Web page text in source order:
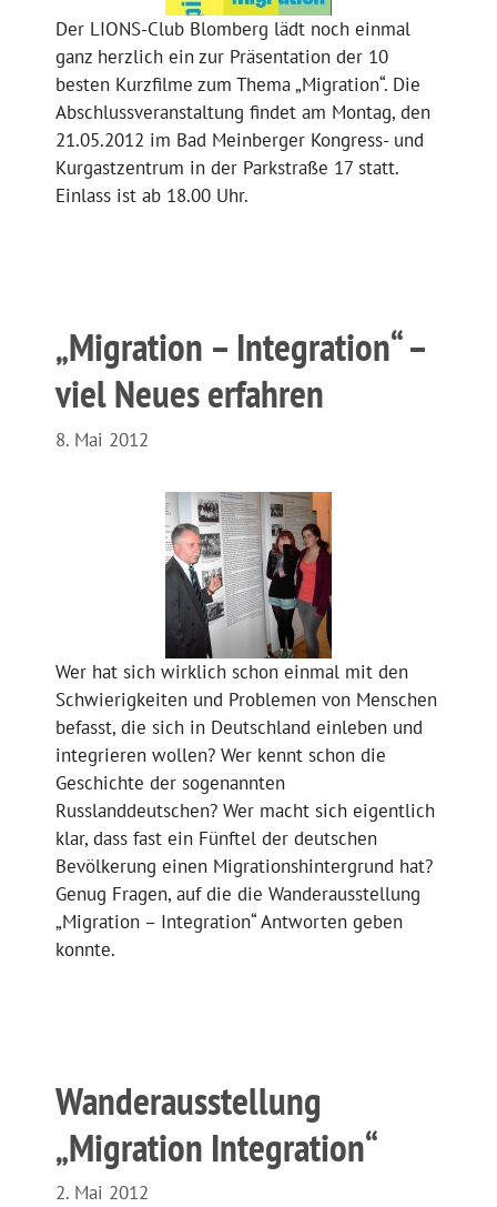
Der LIONS-Club Blomberg lädt noch einmal
ganz herzlich ein zur Präsentation der 10
besten Kurzfilme zum Thema „Migration“. Die
Abschlussveranstaltung findet am Montag, den
21.05.2012 im Bad Meinberger Kongress- und
Kurgastzentrum in der Parkstraße 17 statt.
Einlass ist ab 18.00 Uhr.
„Migration – Integration“ –
viel Neues erfahren
8. Mai 2012
Wer hat sich wirklich schon einmal mit den
Schwierigkeiten und Problemen von Menschen
befasst, die sich in Deutschland einleben und
integrieren wollen? Wer kennt schon die
Geschichte der sogenannten
Russlanddeutschen? Wer macht sich eigentlich
klar, dass fast ein Fünftel der deutschen
Bevölkerung einen Migrationshintergrund hat?
Genug Fragen, auf die die Wanderausstellung
„Migration – Integration“ Antworten geben
konnte.
Wanderausstellung
„Migration Integration“
2. Mai 2012